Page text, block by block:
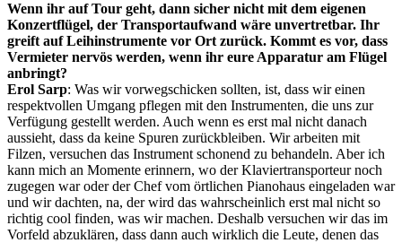
Wenn ihr auf Tour geht, dann sicher nicht mit dem eigenen
Konzertflügel, der Transportaufwand wäre unvertretbar. Ihr
greift auf Leihinstrumente vor Ort zurück. Kommt es vor, dass
Vermieter nervös werden, wenn ihr eure Apparatur am Flügel
anbringt?
Erol Sarp: Was wir vorwegschicken sollten, ist, dass wir einen
respektvollen Umgang pflegen mit den Instrumenten, die uns zur
Verfügung gestellt werden. Auch wenn es erst mal nicht danach
aussieht, dass da keine Spuren zurückbleiben. Wir arbeiten mit
Filzen, versuchen das Instrument schonend zu behandeln. Aber ich
kann mich an Momente erinnern, wo der Klaviertransporteur noch
zugegen war oder der Chef vom örtlichen Pianohaus eingeladen war
und wir dachten, na, der wird das wahrscheinlich erst mal nicht so
richtig cool finden, was wir machen. Deshalb versuchen wir das im
Vorfeld abzuklären, dass dann auch wirklich die Leute, denen das